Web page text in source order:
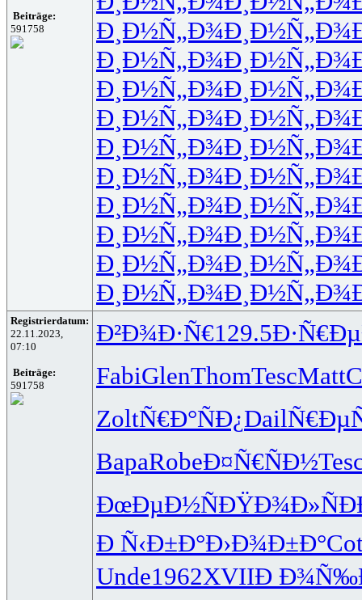
Beiträge:
591758
Ð¸Ð½Ñ„Ð¾Ð¸Ð½Ñ„Ð¾
Ð¸Ð½Ñ„Ð¾Ð¸Ð½Ñ„Ð¾
Ð¸Ð½Ñ„Ð¾Ð¸Ð½Ñ„Ð¾
Ð¸Ð½Ñ„Ð¾Ð¸Ð½Ñ„Ð¾
Ð¸Ð½Ñ„Ð¾Ð¸Ð½Ñ„Ð¾
Ð¸Ð½Ñ„Ð¾Ð¸Ð½Ñ„Ð¾
Ð¸Ð½Ñ„Ð¾Ð¸Ð½Ñ„Ð¾
Ð¸Ð½Ñ„Ð¾Ð¸Ð½Ñ„Ð¾
Ð¸Ð½Ñ„Ð¾Ð¸Ð½Ñ„Ð¾
Ð¸Ð½Ñ„Ð¾Ð¸Ð½Ñ„Ð¾
Registrierdatum:
22.11.2023,
07:10
Beiträge:
591758
Ð²Ð¾Ð·Ñ€129.5
FabiGlenThomTescMatt
ZoltÑ€Ð°ÑÐ¿Dail
BapaRobeÐ¤Ñ€ÑÐ½
ÐœÐµÐ½ÑÐŸÐ¾Ð»Ñ
Ð Ñ‹Ð±Ð°Ð›Ð¾Ð±Ð°
Unde1962XVIIÐ